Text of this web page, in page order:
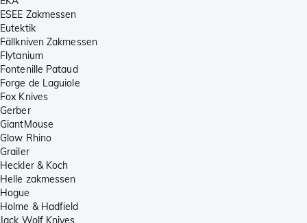
ESEE Zakmessen
Eutektik
Fällkniven Zakmessen
Flytanium
Fontenille Pataud
Forge de Laguiole
Fox Knives
Gerber
GiantMouse
Glow Rhino
Grailer
Heckler & Koch
Helle zakmessen
Hogue
Holme & Hadfield
Jack Wolf Knives